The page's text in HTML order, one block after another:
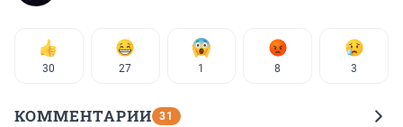
30 27 1 8 3
КОММЕНТАРИИ 31